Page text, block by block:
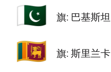
🇵🇰 旗: 巴基斯坦
🇱🇰 旗: 斯里兰卡